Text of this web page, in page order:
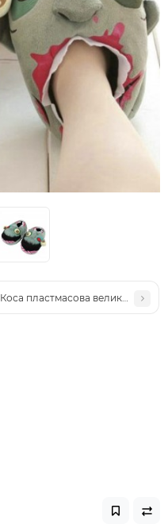
Коса пластмасова велика